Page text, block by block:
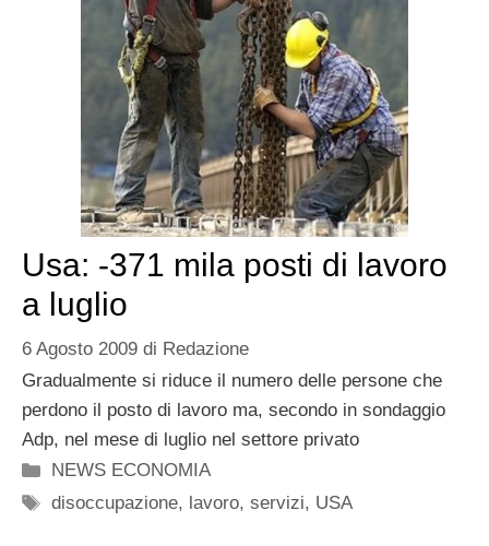
Usa: -371 mila posti di lavoro
a luglio
6 Agosto 2009 di Redazione
Gradualmente si riduce il numero delle persone che
perdono il posto di lavoro ma, secondo in sondaggio
Adp, nel mese di luglio nel settore privato
Categorie
NEWS ECONOMIA
Tag
disoccupazione, lavoro,servizi, USA